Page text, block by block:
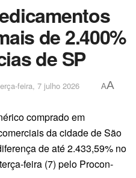
de 2.400%
de SP
feira, 7 julho 2026 AA
comprado em
da cidade de São
de até 2.433,59% no
feira (7) pelo Procon-